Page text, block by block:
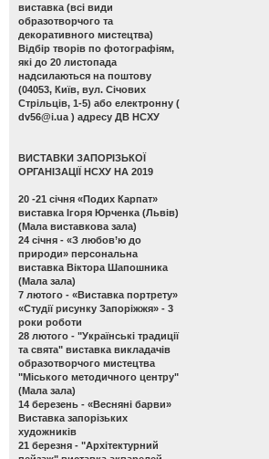
виставка (всі види
образотворчого та
декоративного мистецтва)
Відбір творів по фотографіям,
які до 20 листопада
надсилаються на поштову
(04053, Київ, вул. Січових
Стрільців, 1-5) або електронну (
dv56@i.ua ) адресу ДВ НСХУ
ВИСТАВКИ ЗАПОРІЗЬКОЇ
ОРГАНІЗАЦІЇ НСХУ НА 2019
20 -21 січня «Подих Карпат»
виставка Ігоря Юрченка (Львів)
(Мала виставкова зала)
24 січня - «З любов’ю до
природи» персональна
виставка Віктора Шапошника
(Мала зала)
7 лютого - «Виставка портрету»
«Студії рисунку Запоріжжя» - 3
роки роботи
28 лютого - "Українські традиції
та свята" виставка викладачів
образотворчого мистецтва
"Міського методичного центру"
(Мала зала)
14 березень - «Весняні барви»
Виставка запорізьких
художників
21 березня - "Архітектурний